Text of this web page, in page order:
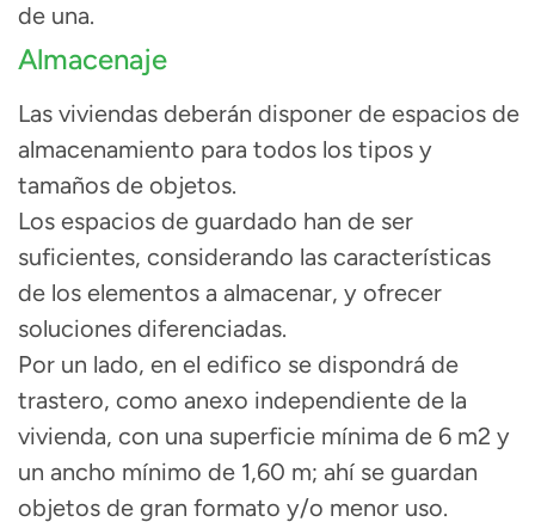
de una.
Almacenaje
Las viviendas deberán disponer de espacios de
almacenamiento para todos los tipos y
tamaños de objetos.
Los espacios de guardado han de ser
suficientes, considerando las características
de los elementos a almacenar, y ofrecer
soluciones diferenciadas.
Por un lado, en el edifico se dispondrá de
trastero, como anexo independiente de la
vivienda, con una superficie mínima de 6 m2 y
un ancho mínimo de 1,60 m; ahí se guardan
objetos de gran formato y/o menor uso.